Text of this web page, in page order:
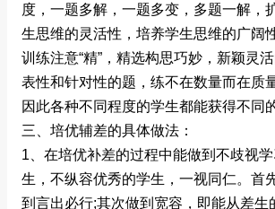
度，一题多解，一题多变，多题一解，
生思维的灵活性，培养学生思维的广阔
训练注意“精”，精选构思巧妙，新颖灵
表性和针对性的题，练不在数量而在质
因此各种不同程度的学生都能获得不同
三、培优辅差的具体做法：
1、在培优补差的过程中能做到不歧视
生，不纵容优秀的学生，一视同仁。首
到言出必行;其次做到宽容，即能从差生